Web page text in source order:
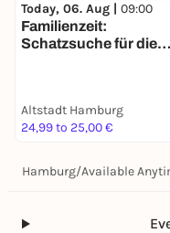
Today, 06. Aug | 09:00
Familienzeit:
Schatzsuche für die
Altstadt Hamburg
24,99 to 25,00 €
Hamburg/Available